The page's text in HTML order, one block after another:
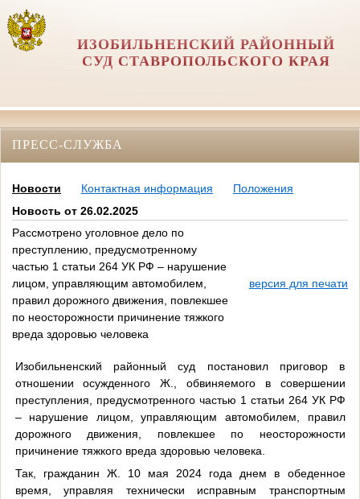
ИЗОБИЛЬНЕНСКИЙ РАЙОННЫЙ
СУД СТАВРОПОЛЬСКОГО КРАЯ
ПРЕСС-СЛУЖБА
Новости Контактная информация
Положения
Новость от 26.02.2025
Рассмотрено уголовное дело по
преступлению, предусмотренному
частью 1 статьи 264 УК РФ – нарушение
лицом, управляющим автомобилем,
правил дорожного движения, повлекшее
по неосторожности причинение тяжкого
вреда здоровью человека
версия для печати
Изобильненский районный суд постановил приговор в
отношении осужденного Ж., обвиняемого в совершении
преступления, предусмотренного частью 1 статьи 264 УК РФ
– нарушение лицом, управляющим автомобилем, правил
дорожного движения, повлекшее по неосторожности
причинение тяжкого вреда здоровью человека.
Так, гражданин Ж. 10 мая 2024 года днем в обеденное
время, управляя технически исправным транспортным